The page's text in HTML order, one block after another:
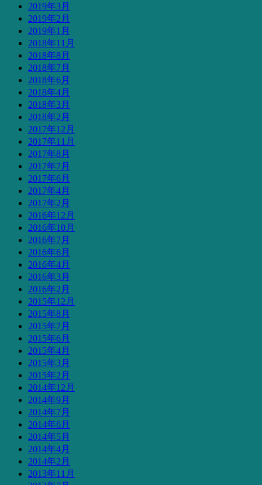
2019年3月
2019年2月
2019年1月
2018年11月
2018年8月
2018年7月
2018年6月
2018年4月
2018年3月
2018年2月
2017年12月
2017年11月
2017年8月
2017年7月
2017年6月
2017年4月
2017年2月
2016年12月
2016年10月
2016年7月
2016年6月
2016年4月
2016年3月
2016年2月
2015年12月
2015年8月
2015年7月
2015年6月
2015年4月
2015年3月
2015年2月
2014年12月
2014年9月
2014年7月
2014年6月
2014年5月
2014年4月
2014年2月
2013年11月